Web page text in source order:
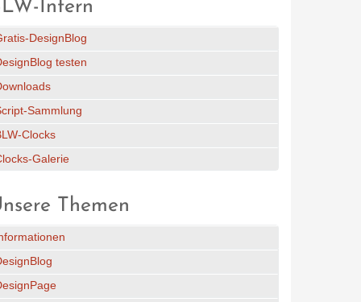
Intern
DesignBlog
testen
Sammlung
Clocks
Galerie
Themen